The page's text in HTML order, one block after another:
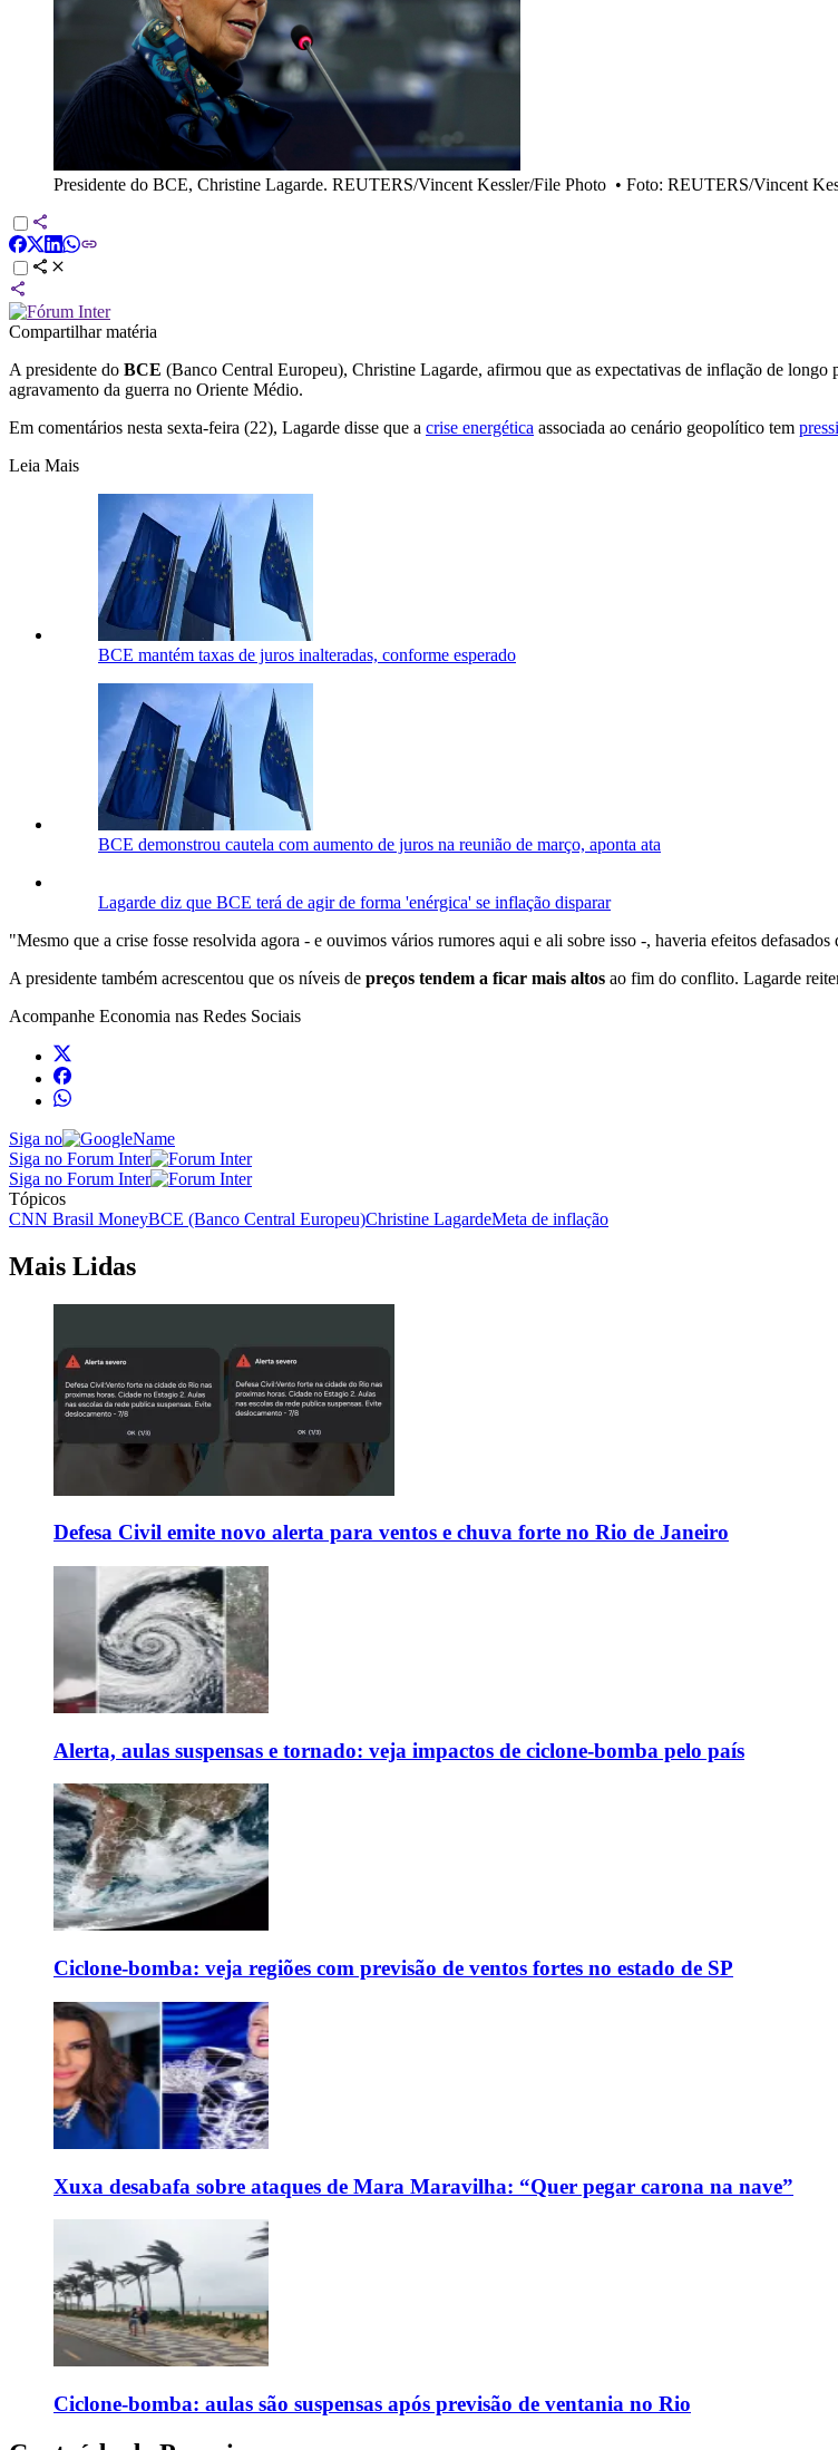
Presidente do BCE, Christine Lagarde. REUTERS/Vincent Kessler/File Photo • Foto: REUTERS/Vincent
Compartilhar matéria
A presidente do BCE (Banco Central Europeu), Christine Lagarde, afirmou que as expectativas de inflação de longo
agravamento da guerra no Oriente Médio.
Em comentários nesta sexta-feira (22), Lagarde disse que a crise energética associada ao cenário geopolítico tem
Leia Mais
BCE mantém taxas de juros inalteradas, conforme esperado
BCE demonstrou cautela com aumento de juros na reunião de março, aponta ata
Lagarde diz que BCE terá de agir de forma 'enérgica' se inflação disparar
"Mesmo que a crise fosse resolvida agora - e ouvimos vários rumores aqui e ali sobre isso -, haveria efeitos
A presidente também acrescentou que os níveis de preços tendem a ficar mais altos ao fim do conflito. Lagarde
Acompanhe Economia nas Redes Sociais
Siga no
Siga no Forum Inter
Siga no Forum Inter
Tópicos
CNN Brasil MoneyBCE (Banco Central Europeu)Christine LagardeMeta de inflação
Mais Lidas
Defesa Civil emite novo alerta para ventos e chuva forte no Rio de Janeiro
Alerta, aulas suspensas e tornado: veja impactos de ciclone-bomba pelo país
Ciclone-bomba: veja regiões com previsão de ventos fortes no estado de SP
Xuxa desabafa sobre ataques de Mara Maravilha: “Quer pegar carona na nave”
Ciclone-bomba: aulas são suspensas após previsão de ventania no Rio